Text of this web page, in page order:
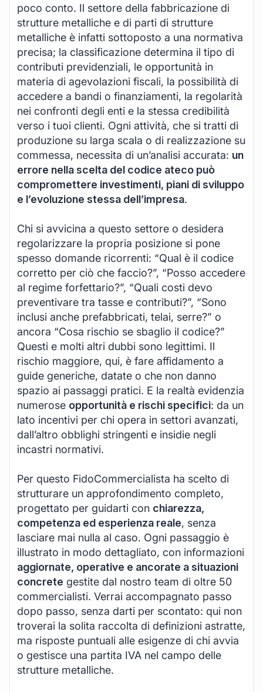
poco conto. Il settore della fabbricazione di
strutture metalliche e di parti di strutture
metalliche è infatti sottoposto a una normativa
precisa; la classificazione determina il tipo di
contributi previdenziali, le opportunità in
materia di agevolazioni fiscali, la possibilità di
accedere a bandi o finanziamenti, la regolarità
nei confronti degli enti e la stessa credibilità
verso i tuoi clienti. Ogni attività, che si tratti di
produzione su larga scala o di realizzazione su
commessa, necessita di un’analisi accurata: un
errore nella scelta del codice ateco può
compromettere investimenti, piani di sviluppo
e l’evoluzione stessa dell’impresa.
Chi si avvicina a questo settore o desidera
regolarizzare la propria posizione si pone
spesso domande ricorrenti: “Qual è il codice
corretto per ciò che faccio?”, “Posso accedere
al regime forfettario?”, “Quali costi devo
preventivare tra tasse e contributi?”, “Sono
inclusi anche prefabbricati, telai, serre?” o
ancora “Cosa rischio se sbaglio il codice?”
Questi e molti altri dubbi sono legittimi. Il
rischio maggiore, qui, è fare affidamento a
guide generiche, datate o che non danno
spazio ai passaggi pratici. E la realtà evidenzia
numerose opportunità e rischi specifici: da un
lato incentivi per chi opera in settori avanzati,
dall’altro obblighi stringenti e insidie negli
incastri normativi.
Per questo FidoCommercialista ha scelto di
strutturare un approfondimento completo,
progettato per guidarti con chiarezza,
competenza ed esperienza reale, senza
lasciare mai nulla al caso. Ogni passaggio è
illustrato in modo dettagliato, con informazioni
aggiornate, operative e ancorate a situazioni
concrete gestite dal nostro team di oltre 50
commercialisti. Verrai accompagnato passo
dopo passo, senza darti per scontato: qui non
troverai la solita raccolta di definizioni astratte,
ma risposte puntuali alle esigenze di chi avvia
o gestisce una partita IVA nel campo delle
strutture metalliche.